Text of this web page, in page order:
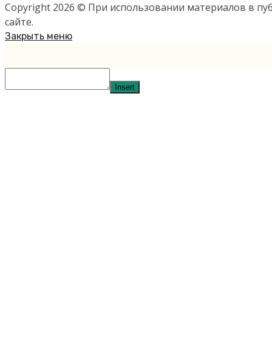
Copyright 2026 © При использовании материалов в
сайте.
Закрыть меню
Insert